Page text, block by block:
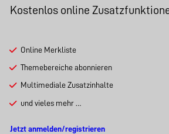
Kostenlos online
Online Merkliste
Themebereiche abonnieren
Multimediale Zusatzinhalte
und vieles mehr …
Jetzt anmelden/registrieren